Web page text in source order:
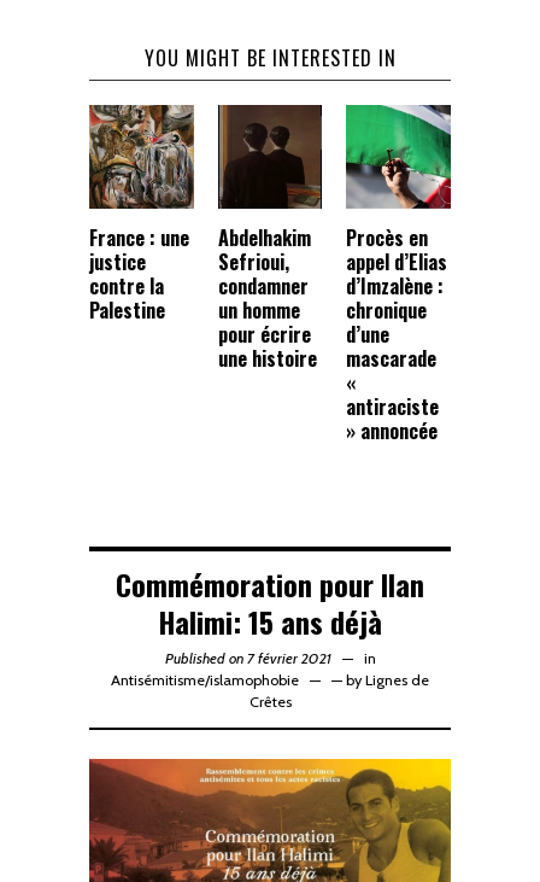
YOU MIGHT BE INTERESTED IN
France : une
justice
contre la
Palestine
Abdelhakim
Sefrioui,
condamner
un homme
pour écrire
une histoire
Procès en
appel d’Elias
d’Imzalène :
chronique
d’une
mascarade
«
antiraciste
» annoncée
Commémoration pour Ilan
Halimi: 15 ans déjà
Published on 7 février 2021
in
Antisémitisme/islamophobie — by Lignes de
Crêtes